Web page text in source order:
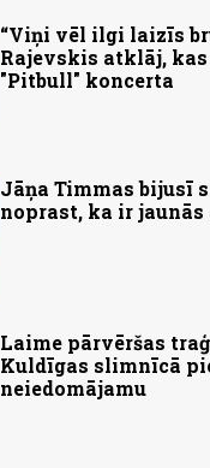
“Viņi vēl ilgi laizīs
Rajevskis atklāj,
"Pitbull" koncerta
Jāņa Timmas bijusī
noprast, ka ir
Laime pārvēršas
Kuldīgas slimnīcā
neiedomājamu